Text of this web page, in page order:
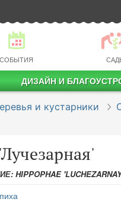
СОБЫТИЯ
ДИЗАЙН И
и кустарники
HIPPOPHAE